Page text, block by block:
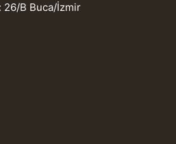
26/B Buca/İzmir